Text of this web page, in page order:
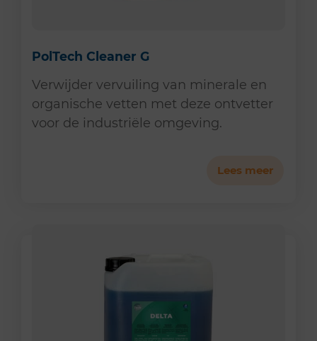
PolTech Cleaner G
Verwijder vervuiling van minerale en
organische vetten met deze ontvetter
voor de industriële omgeving.
Lees meer